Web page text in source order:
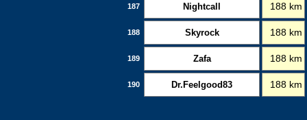
187 Nightcall 188 km
188 Skyrock 188 km
189 Zafa 188 km
190 Dr.Feelgood83 188 km